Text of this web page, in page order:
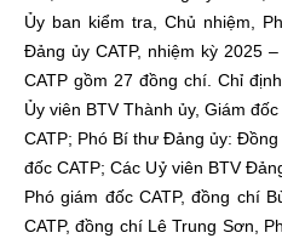
Ủy ban kiểm tra, Chủ nhiệm,
Đảng ủy CATP, nhiệm kỳ 2025
CATP gồm 27 đồng chí. Chỉ
Ủy viên BTV Thành ủy, Giám
CATP; Phó Bí thư Đảng ủy:
đốc CATP; Các Uỷ viên BTV
Phó giám đốc CATP, đồng chí
CATP, đồng chí Lê Trung Sơn,